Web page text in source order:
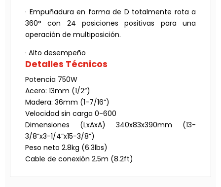
· Empuñadura en forma de D totalmente rota a
360° con 24 posiciones positivas para una
operación de multiposición.
· Alto desempeño
Detalles Técnicos
Potencia 750W
Acero: 13mm (1/2”)
Madera: 36mm (1-7/16”)
Velocidad sin carga 0-600
Dimensiones (LxAxA) 340x83x390mm (13-
3/8”x3-1/4”x15-3/8”)
Peso neto 2.8kg (6.3lbs)
Cable de conexión 2.5m (8.2ft)